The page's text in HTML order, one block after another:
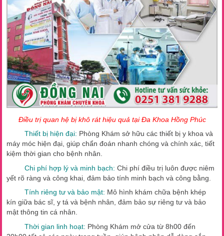
Điều trị quan hệ bị khô rát hiệu quả tại Đa Khoa Hồng Phúc
Thiết bị hiện đại: Phòng Khám sở hữu các thiết bị y khoa và
máy móc hiện đại, giúp chẩn đoán nhanh chóng và chính xác, tiết
kiệm thời gian cho bệnh nhân.
Chi phí hợp lý và minh bạch:Chi phí điều trị luôn được niêm
yết rõ ràng và công khai, đảm bảo tính minh bạch và công bằng.
Tính riêng tư và bảo mật: Mô hình khám chữa bệnh khép
kín giữa bác sĩ, y tá và bệnh nhân, đảm bảo sự riêng tư và bảo
mật thông tin cá nhân.
Thời gian linh hoạt: Phòng Khám mở cửa từ 8h00 đến